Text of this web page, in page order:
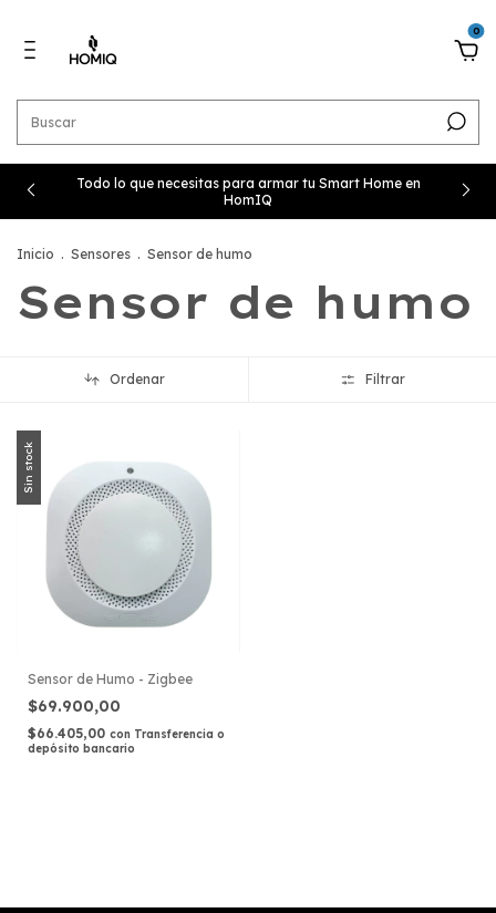
0
Todo lo que necesitas para armar tu Smart Home en
HomIQ
Inicio . Sensores . Sensor de humo
Sensor de humo
Ordenar Filtrar
Sin stock
Sensor de Humo - Zigbee
$69.900,00
$66.405,00 con Transferencia o
depósito bancario